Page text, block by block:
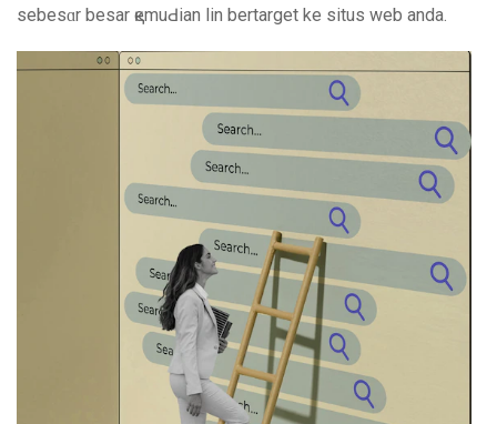
ѕebesɑr besar қemuԀian lin bertarget ke situs web anda.